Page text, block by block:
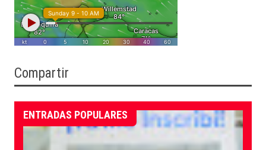
Compartir
ENTRADAS POPULARES